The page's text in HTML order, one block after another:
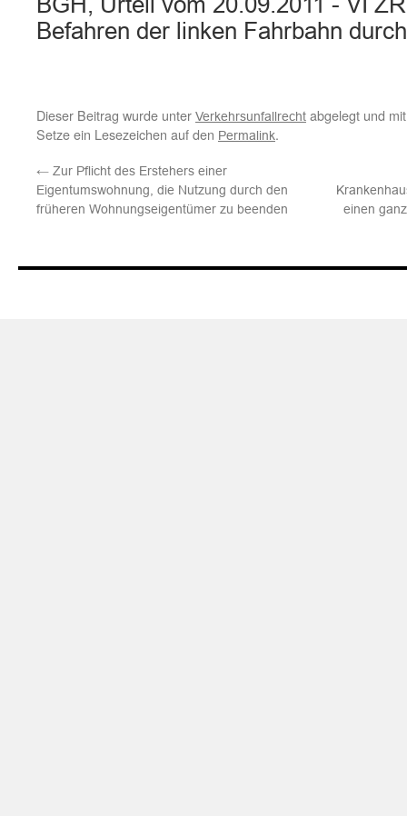
Befahren der linken Fahrbahn
Dieser Beitrag wurde unter Verkehrsunfallrecht abgelegt und
Setze ein Lesezeichen auf den Permalink.
← Zur Pflicht des Erstehers einer
Eigentumswohnung, die Nutzung durch den
früheren Wohnungseigentümer zu beenden
einen